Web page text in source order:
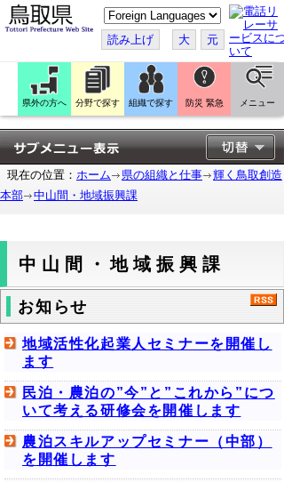
こ
の
ペ
ー
ジ
翻
訳
す
る
読み上げ 大 元
県外の方へ 分野で探す 組織で探す 防災 緊急 メニュー
現在の位置： ホーム 県の組織と仕事
輝く鳥取創造
本部
中山間・地域振興課
中山間・地域振興課
お知らせ
地域活性化起業人セミナーを開催し
ます
民泊・農泊の”今”と”これから”につ
いて考える研修会を開催します
農泊スキルアップセミナー（中部）
を開催します